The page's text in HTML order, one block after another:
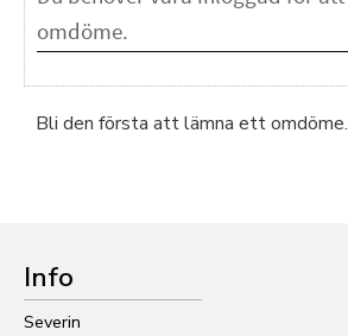
Bli den första att lämna ett omdöme.
Info
Severin